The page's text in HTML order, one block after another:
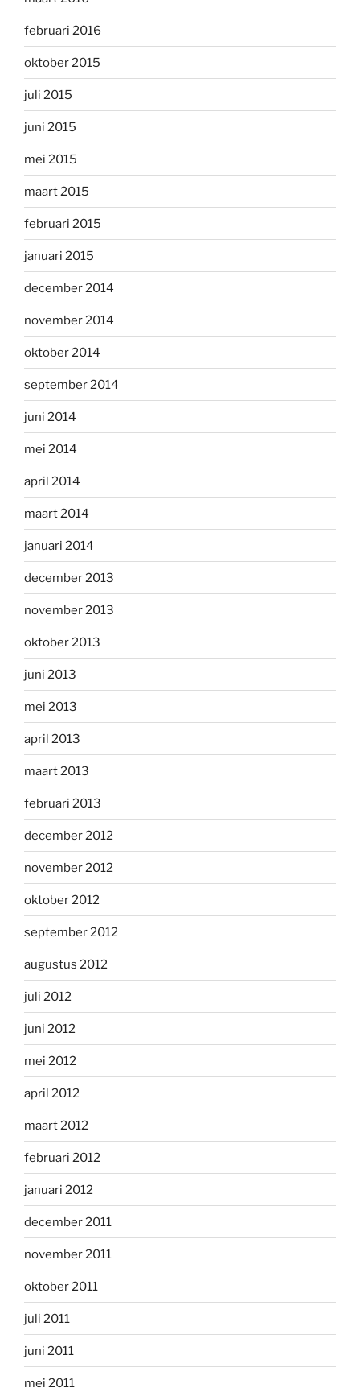
februari 2016
oktober 2015
juli 2015
juni 2015
mei 2015
maart 2015
februari 2015
januari 2015
december 2014
november 2014
oktober 2014
september 2014
juni 2014
mei 2014
april 2014
maart 2014
januari 2014
december 2013
november 2013
oktober 2013
juni 2013
mei 2013
april 2013
maart 2013
februari 2013
december 2012
november 2012
oktober 2012
september 2012
augustus 2012
juli 2012
juni 2012
mei 2012
april 2012
maart 2012
februari 2012
januari 2012
december 2011
november 2011
oktober 2011
juli 2011
juni 2011
mei 2011